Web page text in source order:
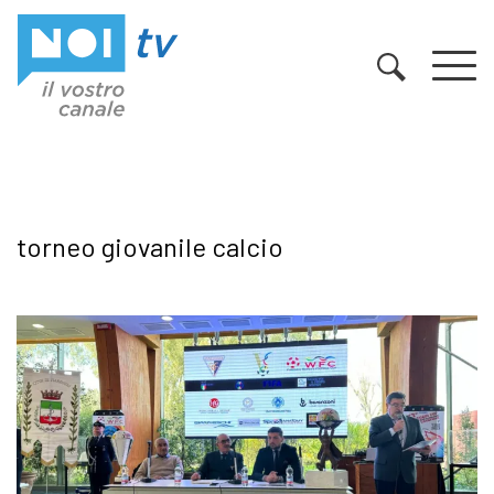
torneo giovanile calcio